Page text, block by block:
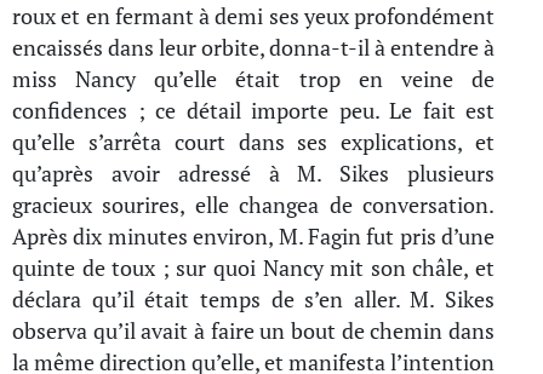
roux et en fermant à demi ses yeux profondément
encaissés dans leur orbite, donna-t-il à entendre à
miss Nancy qu’elle était trop en veine de
confidences ; ce détail importe peu. Le fait est
qu’elle s’arrêta court dans ses explications, et
qu’après avoir adressé à M. Sikes plusieurs
gracieux sourires, elle changea de conversation.
Après dix minutes environ, M. Fagin fut pris d’une
quinte de toux ; sur quoi Nancy mit son châle, et
déclara qu’il était temps de s’en aller. M. Sikes
observa qu’il avait à faire un bout de chemin dans
la même direction qu’elle, et manifesta l’intention